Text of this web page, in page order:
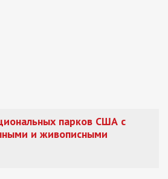
парков США с
и живописными